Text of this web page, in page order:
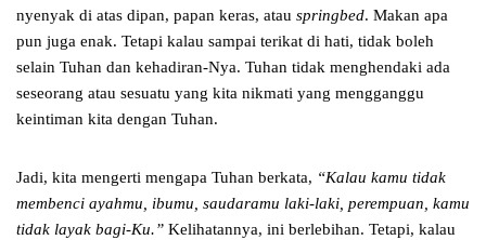
nyenyak di atas dipan, papan keras, atau springbed. Makan apa
pun juga enak. Tetapi kalau sampai terikat di hati, tidak boleh
selain Tuhan dan kehadiran-Nya. Tuhan tidak menghendaki ada
seseorang atau sesuatu yang kita nikmati yang mengganggu
keintiman kita dengan Tuhan.
Jadi, kita mengerti mengapa Tuhan berkata, “Kalau kamu tidak
membenci ayahmu, ibumu, saudaramu laki-laki, perempuan, kamu
tidak layak bagi-Ku.” Kelihatannya, ini berlebihan. Tetapi, kalau